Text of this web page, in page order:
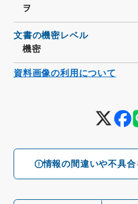
情報の間違いや不具
ヲ
文書の機密レベル
機密
資料画像の利用について